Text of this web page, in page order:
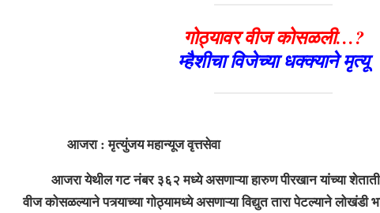
गोठ्यावर वीज कोसळली…?
म्हैशीचा विजेच्या धक्क्याने मृत्यू
आजरा : मृत्युंजय महान्यूज वृत्तसेवा
आजरा येथील गट नंबर ३६२ मध्ये असणाऱ्या हारुण पीरखान यांच्या
वीज कोसळल्याने पत्र्याच्या गोठ्यामध्ये असणाऱ्या विद्युत तारा पेटल्याने लोखंडी